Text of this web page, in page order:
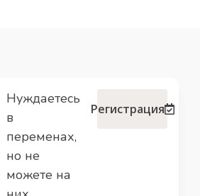
Нуждаетесь
в
переменах,
но не
можете на
Регистрация